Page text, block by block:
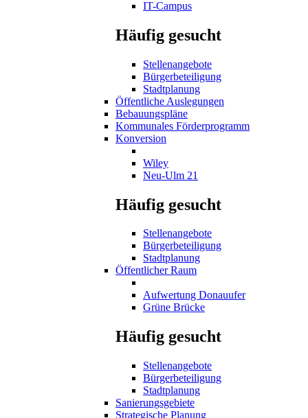
IT-Campus
Häufig gesucht
Stellenangebote
Bürgerbeteiligung
Stadtplanung
Öffentliche Auslegungen
Bebauungspläne
Kommunales Förderprogramm
Konversion
Wiley
Neu-Ulm 21
Häufig gesucht
Stellenangebote
Bürgerbeteiligung
Stadtplanung
Öffentlicher Raum
Aufwertung Donauufer
Grüne Brücke
Häufig gesucht
Stellenangebote
Bürgerbeteiligung
Stadtplanung
Sanierungsgebiete
Strategische Planung